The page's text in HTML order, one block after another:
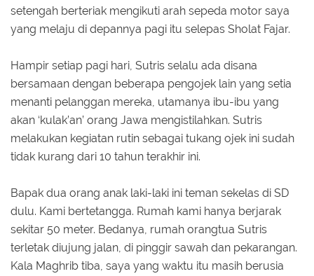
setengah berteriak mengikuti arah sepeda motor saya
yang melaju di depannya pagi itu selepas Sholat Fajar.
Hampir setiap pagi hari, Sutris selalu ada disana
bersamaan dengan beberapa pengojek lain yang setia
menanti pelanggan mereka, utamanya ibu-ibu yang
akan ‘kulak’an’ orang Jawa mengistilahkan. Sutris
melakukan kegiatan rutin sebagai tukang ojek ini sudah
tidak kurang dari 10 tahun terakhir ini.
Bapak dua orang anak laki-laki ini teman sekelas di SD
dulu. Kami bertetangga. Rumah kami hanya berjarak
sekitar 50 meter. Bedanya, rumah orangtua Sutris
terletak diujung jalan, di pinggir sawah dan pekarangan.
Kala Maghrib tiba, saya yang waktu itu masih berusia